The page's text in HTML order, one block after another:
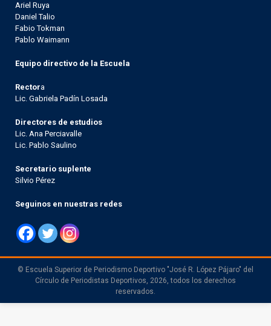
Ariel Ruya
Daniel Talio
Fabio Tokman
Pablo Waimann
Equipo directivo de la Escuela
Rectora
Lic. Gabriela Padín Losada
Directores de estudios
Lic. Ana Perciavalle
Lic. Pablo Saulino
Secretario suplente
Silvio Pérez
Seguinos en nuestras redes
© Escuela Superior de Periodismo Deportivo "José R. López Pájaro" del
Círculo de Periodistas Deportivos, 2026, todos los derechos
reservados.